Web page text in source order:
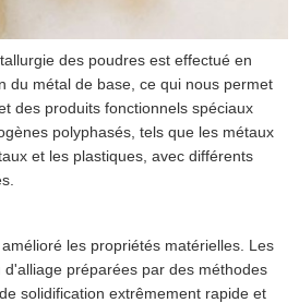
des poudres est effectué en
du métal de base, ce qui nous permet
des produits fonctionnels spéciaux
polyphasés, tels que les métaux
et les plastiques, avec différents
les propriétés matérielles. Les
préparées par des méthodes
solidification extrêmement rapide et